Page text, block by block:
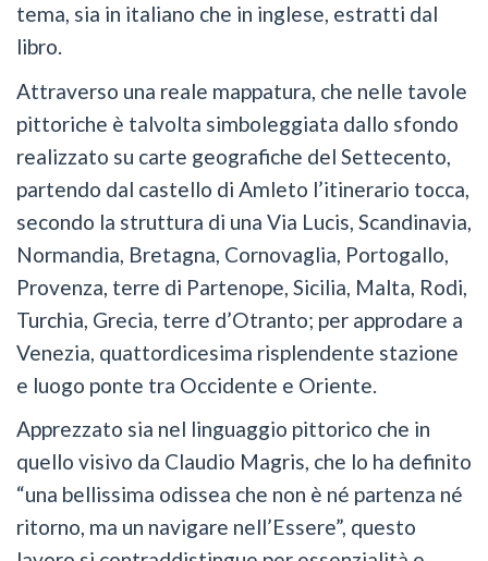
tema, sia in italiano che in inglese, estratti dal
libro.
Attraverso una reale mappatura, che nelle tavole
pittoriche è talvolta simboleggiata dallo sfondo
realizzato su carte geografiche del Settecento,
partendo dal castello di Amleto l’itinerario tocca,
secondo la struttura di una Via Lucis, Scandinavia,
Normandia, Bretagna, Cornovaglia, Portogallo,
Provenza, terre di Partenope, Sicilia, Malta, Rodi,
Turchia, Grecia, terre d’Otranto; per approdare a
Venezia, quattordicesima risplendente stazione
e luogo ponte tra Occidente e Oriente.
Apprezzato sia nel linguaggio pittorico che in
quello visivo da Claudio Magris, che lo ha definito
“una bellissima odissea che non è né partenza né
ritorno, ma un navigare nell’Essere”, questo